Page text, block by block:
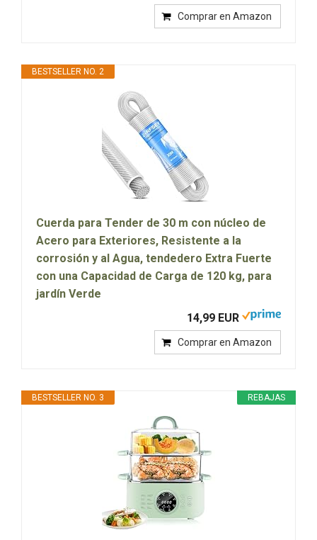
Comprar en Amazon
BESTSELLER NO. 2
Cuerda para Tender de 30 m con núcleo de
Acero para Exteriores, Resistente a la
corrosión y al Agua, tendedero Extra Fuerte
con una Capacidad de Carga de 120 kg, para
jardín Verde
14,99 EUR
Comprar en Amazon
REBAJAS
BESTSELLER NO. 3